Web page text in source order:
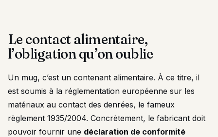
Le contact alimentaire,
l’obligation qu’on oublie
Un mug, c’est un contenant alimentaire. À ce titre, il
est soumis à la réglementation européenne sur les
matériaux au contact des denrées, le fameux
règlement 1935/2004. Concrètement, le fabricant doit
pouvoir fournir une déclaration de conformité